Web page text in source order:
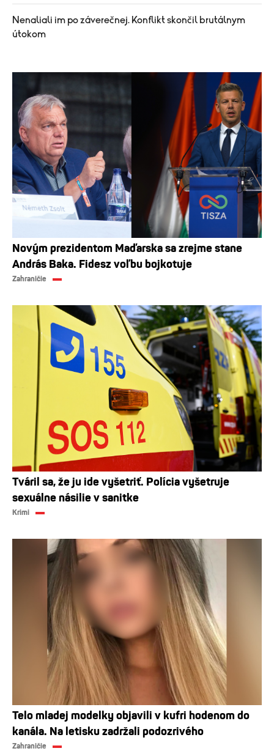
Nenaliali im po záverečnej. Konflikt skončil brutálnym
útokom
Novým prezidentom Maďarska sa zrejme stane
András Baka. Fidesz voľbu bojkotuje
Zahraničie
Tváril sa, že ju ide vyšetriť. Polícia vyšetruje
sexuálne násilie v sanitke
Krimi
Telo mladej modelky objavili v kufri hodenom do
kanála. Na letisku zadržali podozrivého
Zahraničie